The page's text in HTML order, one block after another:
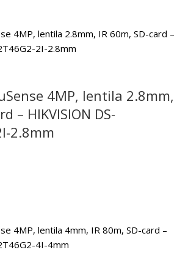
4MP, lentila 2.8mm,
– HIKVISION DS-
2.8mm